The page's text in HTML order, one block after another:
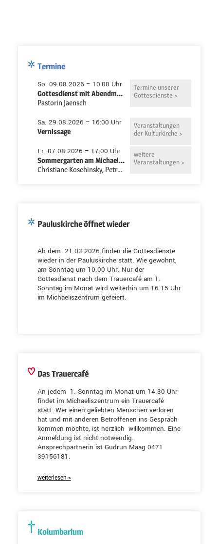
Termine
So. 09.08.2026 – 10:00 Uhr
Gottesdienst mit Abendmahl in der Pauluskirche
Pastorin Jaensch
Termine unserer
Gottesdienste >
Sa. 29.08.2026 – 16:00 Uhr
Vernissage
Veranstaltungen
der Kulturkirche >
Fr. 07.08.2026 – 17:00 Uhr
Sommergarten am Michaeliszentrum
Christiane Koschinsky, Petra Niemeyer-Ruth
weitere
Veranstaltungen >
Pauluskirche öffnet wieder
Ab dem 21.03.2026 finden die Gottesdienste
wieder in der Pauluskirche statt. Wie gewohnt,
am Sonntag um 10.00 Uhr. Nur der
Gottesdienst nach dem Trauercafé am 1.
Sonntag im Monat wird weiterhin um 16.15 Uhr
im Michaeliszentrum gefeiert.
Das Trauercafé
An jedem 1. Sonntag im Monat um 14.30 Uhr
findet im Michaeliszentrum ein Trauercafé
statt. Wer einen geliebten Menschen verloren
hat und mit anderen Betroffenen ins Gespräch
kommen möchte, ist herzlich willkommen. Eine
Anmeldung ist nicht notwendig.
Ansprechpartnerin ist Gudrun Maag 0471
39156181.
weiterlesen >
Kolumbarium